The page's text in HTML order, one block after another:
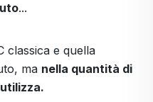
...
classica e quella
ma nella quantità di